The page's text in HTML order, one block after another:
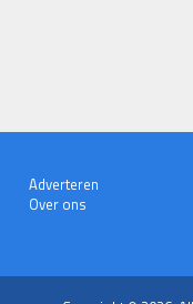
Adverteren
Over ons